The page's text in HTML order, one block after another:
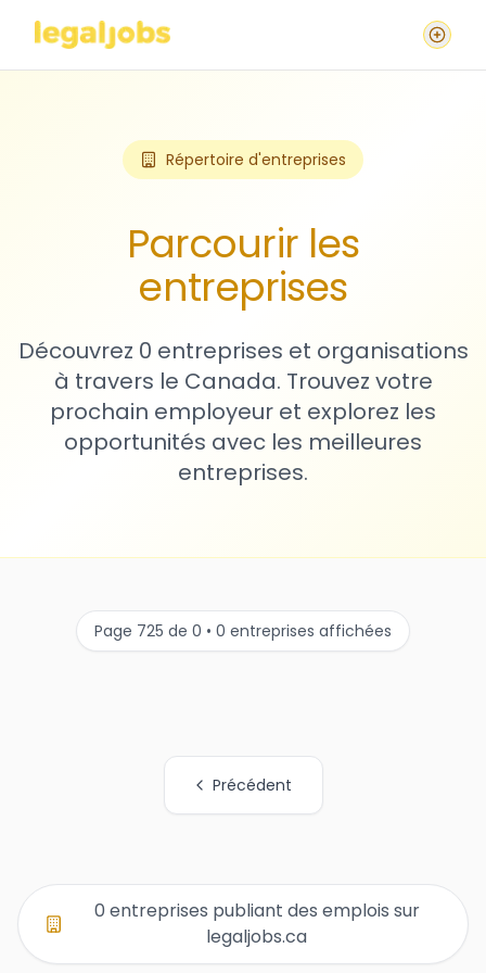
Répertoire d'entreprises
Parcourir les
entreprises
Découvrez 0 entreprises et organisations
à travers le Canada. Trouvez votre
prochain employeur et explorez les
opportunités avec les meilleures
entreprises.
Page 725 de 0 • 0 entreprises affichées
Précédent
0 entreprises publiant des emplois sur
legaljobs.ca